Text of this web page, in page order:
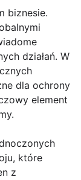
biznesie.
działań. W
dla ochrony
element
które
z